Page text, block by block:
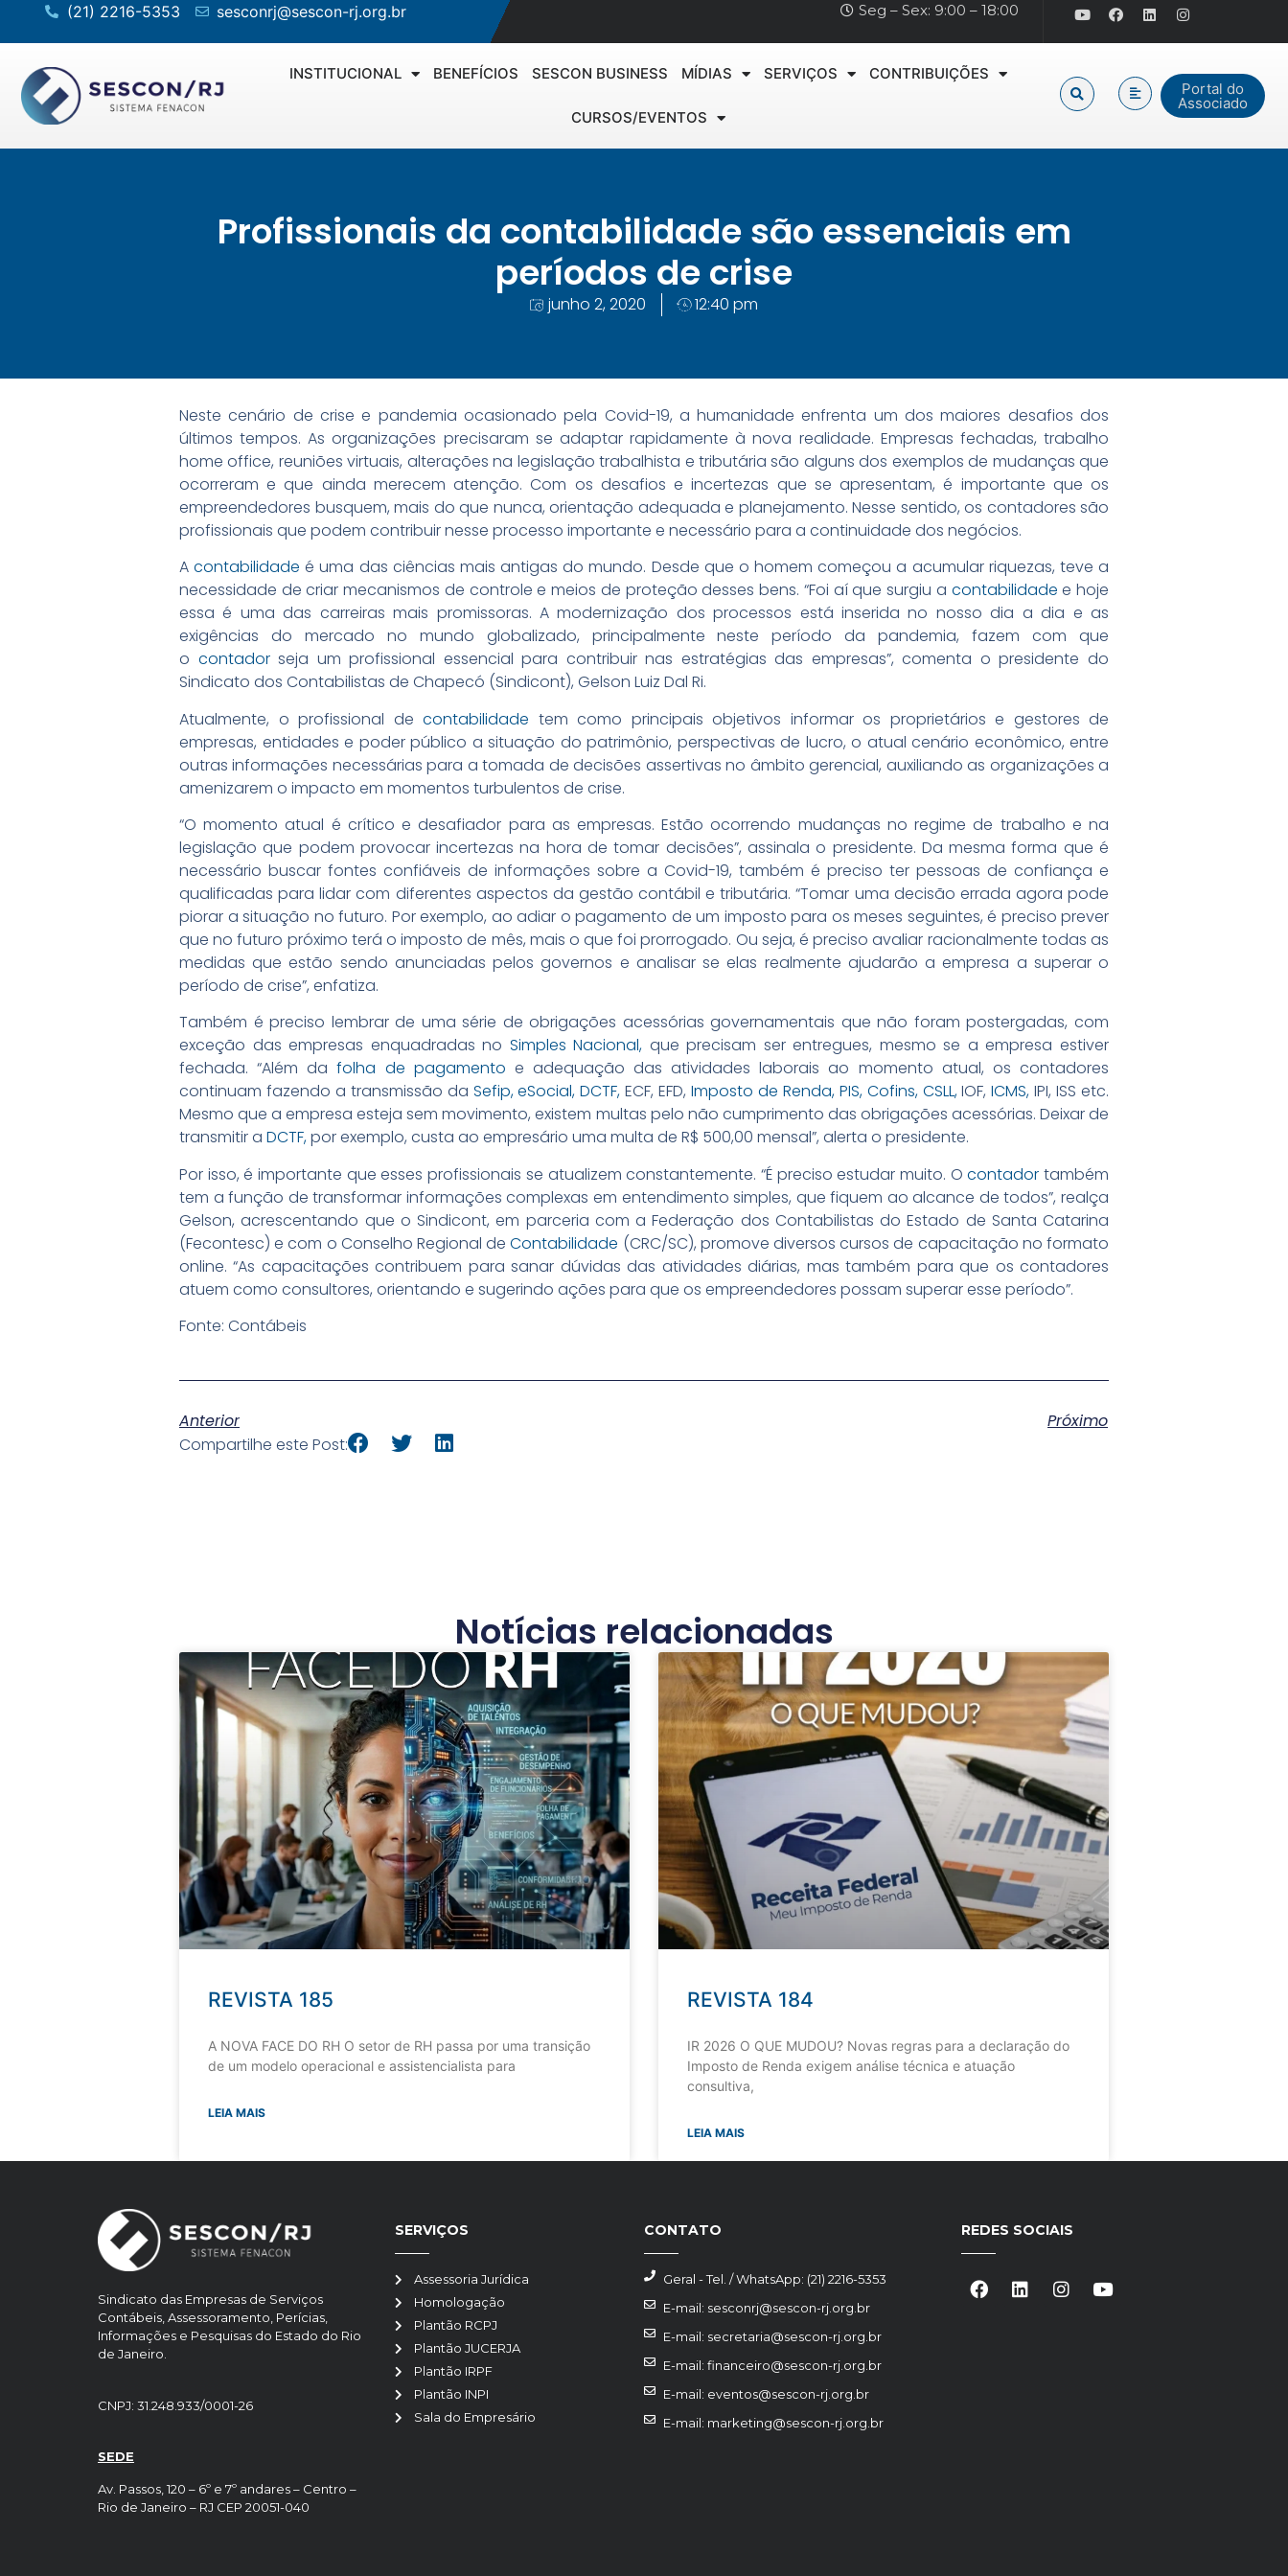
(21) 2216-5353 sesconrj@sescon-rj.org.br Seg – Sex: 9:00 – 18:00
INSTITUCIONAL BENEFÍCIOS SESCON BUSINESS MÍDIAS SERVIÇOS CONTRIBUIÇÕES
CURSOS/EVENTOS
Portal do
Associado
Profissionais da contabilidade são essenciais em
períodos de crise
junho 2, 2020 12:40 pm
Neste cenário de crise e pandemia ocasionado pela Covid-19, a humanidade enfrenta um dos maiores desafios dos
últimos tempos. As organizações precisaram se adaptar rapidamente à nova realidade. Empresas fechadas, trabalho
home office, reuniões virtuais, alterações na legislação trabalhista e tributária são alguns dos exemplos de mudanças que
ocorreram e que ainda merecem atenção. Com os desafios e incertezas que se apresentam, é importante que os
empreendedores busquem, mais do que nunca, orientação adequada e planejamento. Nesse sentido, os contadores são
profissionais que podem contribuir nesse processo importante e necessário para a continuidade dos negócios.
Acontabilidade é uma das ciências mais antigas do mundo. Desde que o homem começou a acumular riquezas, teve a
necessidade de criar mecanismos de controle e meios de proteção desses bens. “Foi aí que surgiu a contabilidade e hoje
essa é uma das carreiras mais promissoras. A modernização dos processos está inserida no nosso dia a dia e as
exigências do mercado no mundo globalizado, principalmente neste período da pandemia, fazem com que
o contadorseja um profissional essencial para contribuir nas estratégias das empresas”, comenta o presidente do
Sindicato dos Contabilistas de Chapecó (Sindicont), Gelson Luiz Dal Ri.
Atualmente, o profissional de contabilidade tem como principais objetivos informar os proprietários e gestores de
empresas, entidades e poder público a situação do patrimônio, perspectivas de lucro, o atual cenário econômico, entre
outras informações necessárias para a tomada de decisões assertivas no âmbito gerencial, auxiliando as organizações a
amenizarem o impacto em momentos turbulentos de crise.
“O momento atual é crítico e desafiador para as empresas. Estão ocorrendo mudanças no regime de trabalho e na
legislação que podem provocar incertezas na hora de tomar decisões”, assinala o presidente. Da mesma forma que é
necessário buscar fontes confiáveis de informações sobre a Covid-19, também é preciso ter pessoas de confiança e
qualificadas para lidar com diferentes aspectos da gestão contábil e tributária. “Tomar uma decisão errada agora pode
piorar a situação no futuro. Por exemplo, ao adiar o pagamento de um imposto para os meses seguintes, é preciso prever
que no futuro próximo terá o imposto de mês, mais o que foi prorrogado. Ou seja, é preciso avaliar racionalmente todas as
medidas que estão sendo anunciadas pelos governos e analisar se elas realmente ajudarão a empresa a superar o
período de crise”, enfatiza.
Também é preciso lembrar de uma série de obrigações acessórias governamentais que não foram postergadas, com
exceção das empresas enquadradas no Simples Nacional, que precisam ser entregues, mesmo se a empresa estiver
fechada. “Além dafolha de pagamento e adequação das atividades laborais ao momento atual, os contadores
continuam fazendo a transmissão da Sefip, eSocial, DCTF, ECF, EFD,Imposto de Renda, PIS, Cofins, CSLL,IOF,ICMS, IPI, ISS etc.
Mesmo que a empresa esteja sem movimento, existem multas pelo não cumprimento das obrigações acessórias. Deixar de
transmitir a DCTF,por exemplo, custa ao empresário uma multa de R$ 500,00 mensal”, alerta o presidente.
Por isso, é importante que esses profissionais se atualizem constantemente. “É preciso estudar muito. Ocontador também
tem a função de transformar informações complexas em entendimento simples, que fiquem ao alcance de todos”, realça
Gelson, acrescentando que o Sindicont, em parceria com a Federação dos Contabilistas do Estado de Santa Catarina
(Fecontesc) e com o Conselho Regional deContabilidade (CRC/SC), promove diversos cursos de capacitação no formato
online. “As capacitações contribuem para sanar dúvidas das atividades diárias, mas também para que os contadores
atuem como consultores, orientando e sugerindo ações para que os empreendedores possam superar esse período”.
Fonte: Contábeis
Anterior
Próximo
Compartilhe este Post:
Notícias relacionadas
REVISTA 185
A NOVA FACE DO RH O setor de RH passa por uma transição
de um modelo operacional e assistencialista para
LEIA MAIS
REVISTA 184
IR 2026 O QUE MUDOU? Novas regras para a declaração do
Imposto de Renda exigem análise técnica e atuação
consultiva,
LEIA MAIS
Sindicato das Empresas de Serviços
Contábeis, Assessoramento, Perícias,
Informações e Pesquisas do Estado do Rio
de Janeiro.
CNPJ: 31.248.933/0001-26
SEDE
Av. Passos, 120 – 6º e 7º andares – Centro –
Rio de Janeiro – RJ CEP 20051-040
SERVIÇOS
Assessoria Jurídica
Homologação
Plantão RCPJ
Plantão JUCERJA
Plantão IRPF
Plantão INPI
Sala do Empresário
CONTATO
Geral - Tel. / WhatsApp: (21) 2216-5353
E-mail: sesconrj@sescon-rj.org.br
E-mail: secretaria@sescon-rj.org.br
E-mail: financeiro@sescon-rj.org.br
E-mail: eventos@sescon-rj.org.br
E-mail: marketing@sescon-rj.org.br
REDES SOCIAIS